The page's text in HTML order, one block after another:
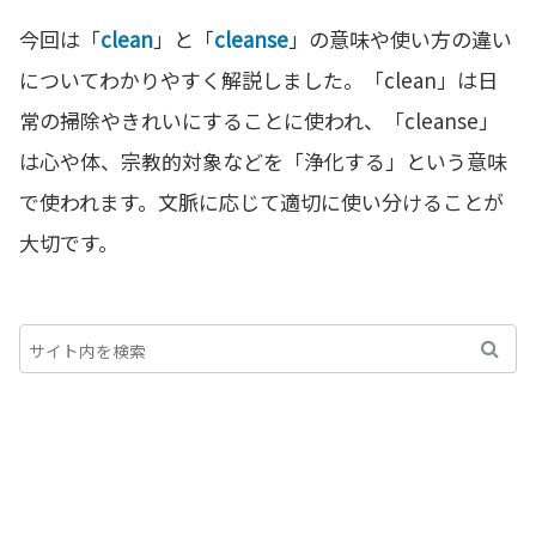
今回は「clean」と「cleanse」の意味や使い方の違い
についてわかりやすく解説しました。「clean」は日
常の掃除やきれいにすることに使われ、「cleanse」
は心や体、宗教的対象などを「浄化する」という意味
で使われます。文脈に応じて適切に使い分けることが
大切です。